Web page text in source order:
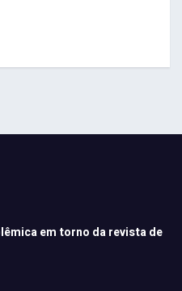
em torno da revista de